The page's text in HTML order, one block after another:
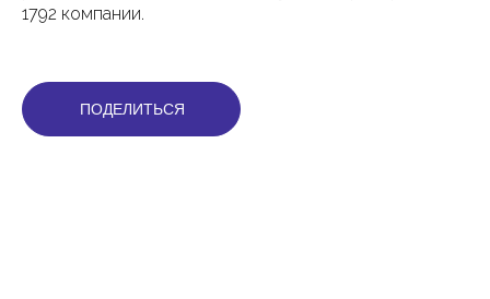
1792 компании.
ПОДЕЛИТЬСЯ